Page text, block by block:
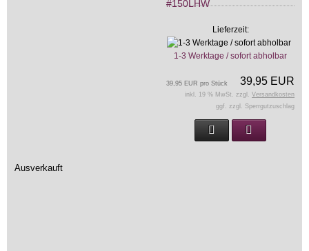
#150LHW
Lieferzeit:
1-3 Werktage / sofort abholbar
39,95 EUR
39,95 EUR pro Stück
inkl. 19 % MwSt. zzgl. Versandkosten
ggf. zzgl. Sperrgutzuschlag
Ausverkauft